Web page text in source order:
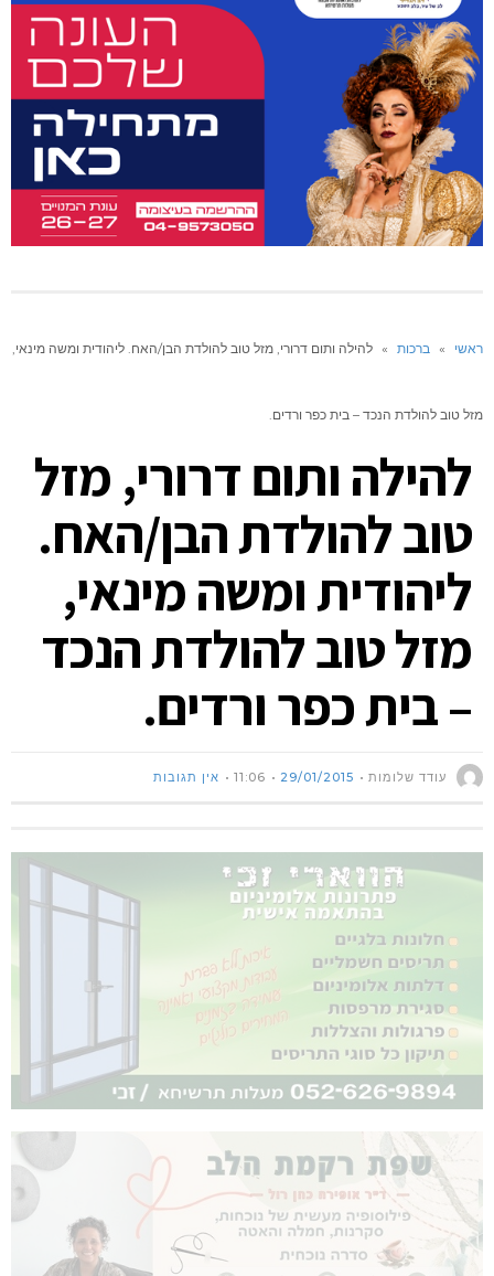
ראשי » ברכות » להילה ותום דרורי, מזל טוב להולדת הבן/האח. ליהודית ומשה מינאי,
מזל טוב להולדת הנכד – בית כפר ורדים.
להילה ותום דרורי, מזל
טוב להולדת הבן/האח.
ליהודית ומשה מינאי,
מזל טוב להולדת הנכד
– בית כפר ורדים.
עודד שלומות 29/01/2015
11:06 אין תגובות